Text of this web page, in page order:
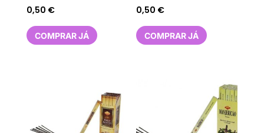
0,50 €
COMPRAR JÁ
0,50 €
COMPRAR JÁ